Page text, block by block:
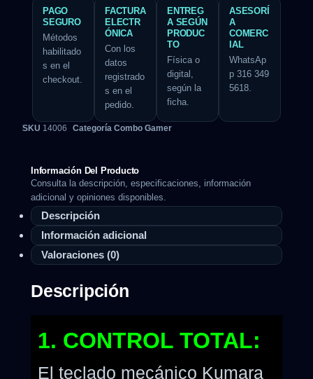
PAGO
SEGURO
Métodos
habilitado
s en el
checkout.
FACTURA
ELECTR
ÓNICA
Con los
datos
registrado
s en el
pedido.
ENTREG
A SEGÚN
PRODUC
TO
Física o
digital,
según la
ficha.
ASESORÍ
A
COMERC
IAL
WhatsAp
p 316 349
5618.
SKU 14006 Categoría Combo Gamer
Información Del Producto
Consulta la descripción, especificaciones, información
adicional y opiniones disponibles.
Descripción
Información adicional
Valoraciones (0)
Descripción
1. CONTROL TOTAL:
El teclado mecánico Kumara